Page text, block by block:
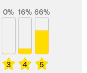
3
0%
4
16%
5
66%